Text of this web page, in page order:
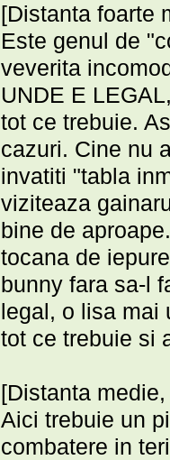
[Distanta foarte
Este genul de
veverita
UNDE E
tot ce trebuie.
cazuri. Cine nu
invatiti "tabla
viziteaza
bine de
tocana de
bunny fara sa-l
legal, o lisa mai
tot ce trebuie si
[Distanta
Aici trebuie un
combatere in